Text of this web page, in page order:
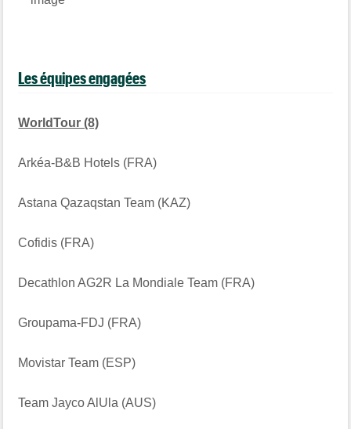
Les équipes engagées
WorldTour (8)
Arkéa-B&B Hotels (FRA)
Astana Qazaqstan Team (KAZ)
Cofidis (FRA)
Decathlon AG2R La Mondiale Team (FRA)
Groupama-FDJ (FRA)
Movistar Team (ESP)
Team Jayco AlUla (AUS)